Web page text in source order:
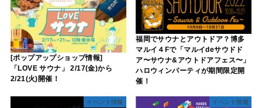
[ポップアップショップ情報]
「LOVE サウナ」 2/17(金)から
2/21(火)開催！
福岡でサウナとアウトドア？博多
マルイ４Fで「マルイdeサウドド
ア〜サウナ&アウトドアフェス〜」
ハロウィンパーティが期間限定開
催！
イベント情報 イベント情報